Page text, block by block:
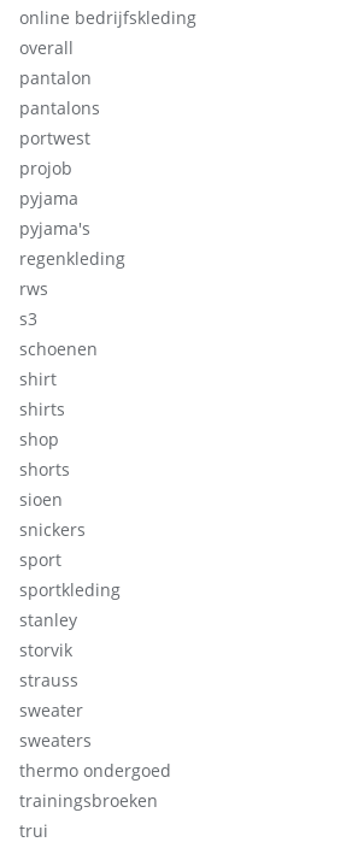
online bedrijfskleding
overall
pantalon
pantalons
portwest
projob
pyjama
pyjama's
regenkleding
rws
s3
schoenen
shirt
shirts
shop
shorts
sioen
snickers
sport
sportkleding
stanley
storvik
strauss
sweater
sweaters
thermo ondergoed
trainingsbroeken
trui